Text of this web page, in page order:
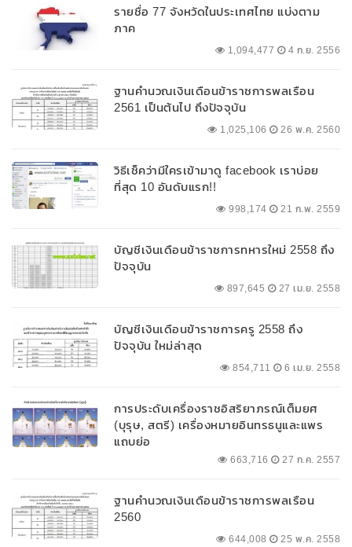
รายชื่อ 77 จังหวัดในประเทศไทย แบ่งตาม
ภาค
1,094,477 4 ก.ย. 2556
ฐานคำนวณเงินเดือนข้าราชการพลเรือน
2561 เป็นต้นไป ถึงปัจจุบัน
1,025,106 26 พ.ค. 2560
วิธีเช็คว่ามีใครเข้ามาดู facebook เราบ่อย
ที่สุด 10 อันดับแรก!!
998,174 21 ก.พ. 2559
บัญชีเงินเดือนข้าราชการทหารใหม่ 2558 ถึง
ปัจจุบัน
897,645 27 เม.ย. 2558
บัญชีเงินเดือนข้าราชการครู 2558 ถึง
ปัจจุบัน ใหม่ล่าสุด
854,711 6 เม.ย. 2558
การประดับเครื่องราชอิสริยาภรณ์เต็มยศ
(บุรุษ, สตรี) เครื่องหมายอินทรธนูและแพร
แถบย่อ
663,716 27 ก.ค. 2557
ฐานคำนวณเงินเดือนข้าราชการพลเรือน
2560
644,008 25 พ.ค. 2558